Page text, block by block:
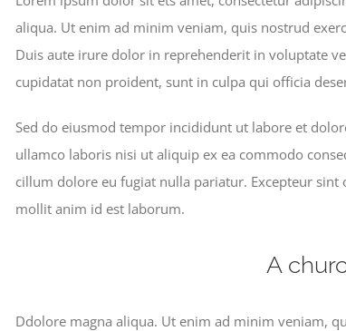
aliqua. Ut enim ad minim veniam, quis nostrud
Duis aute irure dolor in reprehenderit in voluptate
cupidatat non proident, sunt in culpa qui officia
Sed do eiusmod tempor incididunt ut labore et
ullamco laboris nisi ut aliquip ex ea commodo
cillum dolore eu fugiat nulla pariatur. Excepteur
mollit anim id est laborum.
A
Ddolore magna aliqua. Ut enim ad minim veniam,